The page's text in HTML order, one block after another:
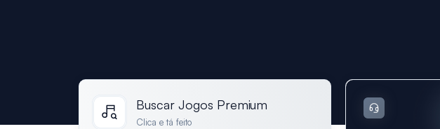
Buscar Jogos Premium
Clica e tá feito